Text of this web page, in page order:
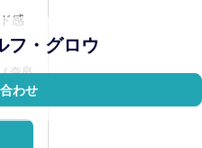
感
奈良
フ・グロウ
わせ